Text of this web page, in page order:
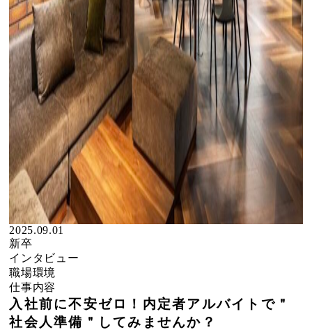
2025.09.01
新卒
インタビュー
職場環境
仕事内容
入社前に不安ゼロ！内定者アルバイトで＂
社会人準備＂してみませんか？